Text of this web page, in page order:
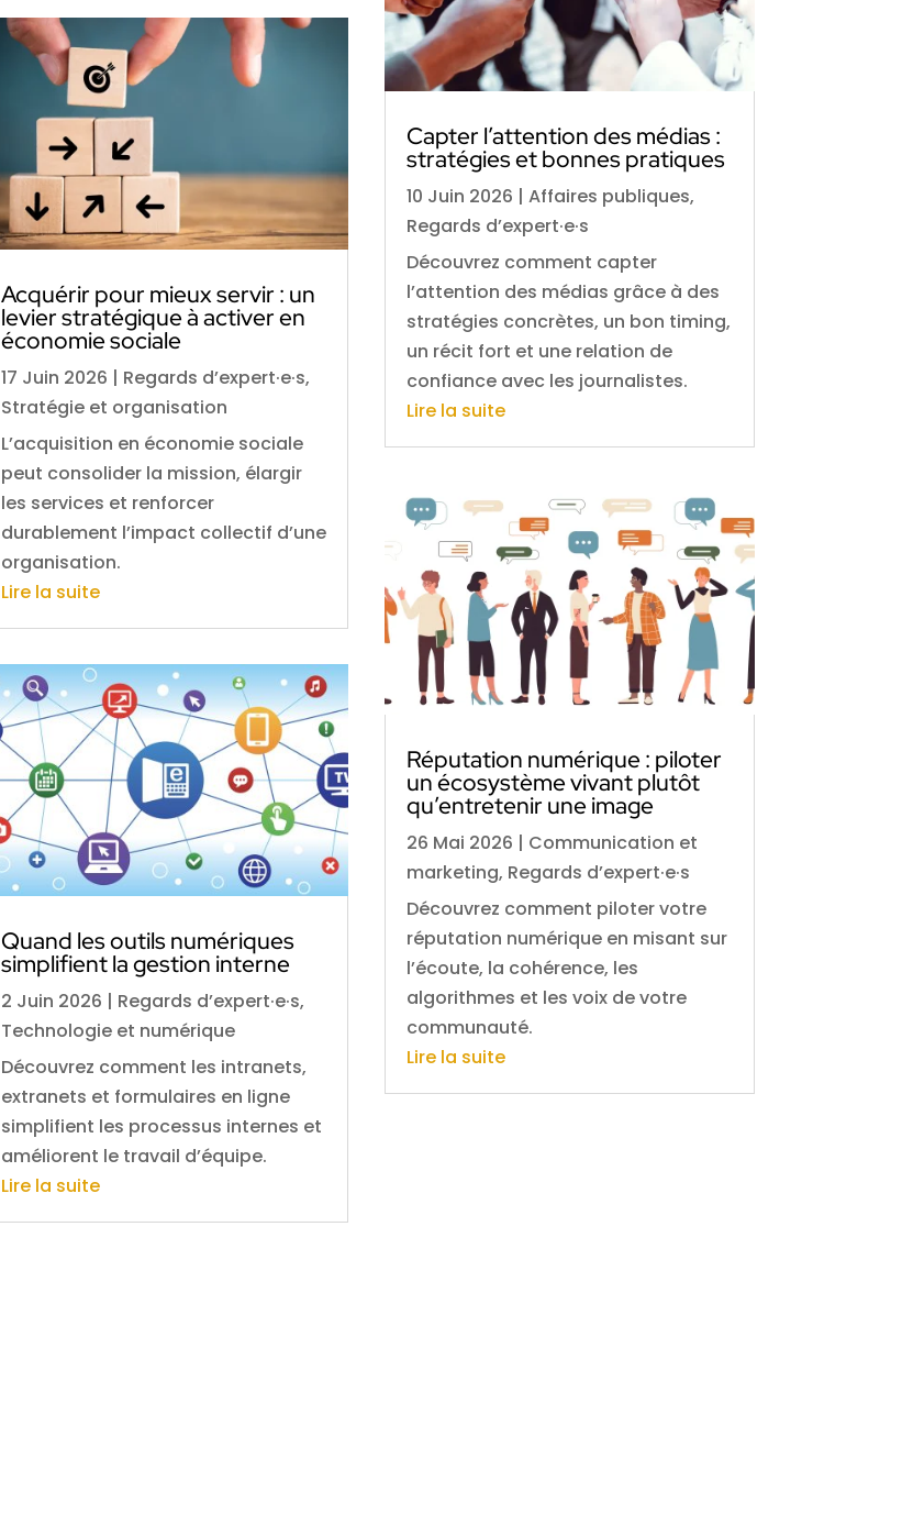
Acquérir pour mieux servir : un
levier stratégique à activer en
économie sociale
17 Juin 2026 | Regards d’expert·e·s,
Stratégie et organisation
L’acquisition en économie sociale
peut consolider la mission, élargir
les services et renforcer
durablement l’impact collectif d’une
organisation.
Lire la suite
Quand les outils numériques
simplifient la gestion interne
2 Juin 2026 | Regards d’expert·e·s,
Technologie et numérique
Découvrez comment les intranets,
extranets et formulaires en ligne
simplifient les processus internes et
améliorent le travail d’équipe.
Lire la suite
Capter l’attention des médias :
stratégies et bonnes pratiques
10 Juin 2026 | Affaires publiques,
Regards d’expert·e·s
Découvrez comment capter
l’attention des médias grâce à des
stratégies concrètes, un bon timing,
un récit fort et une relation de
confiance avec les journalistes.
Lire la suite
Réputation numérique : piloter
un écosystème vivant plutôt
qu’entretenir une image
26 Mai 2026 | Communication et
marketing, Regards d’expert·e·s
Découvrez comment piloter votre
réputation numérique en misant sur
l’écoute, la cohérence, les
algorithmes et les voix de votre
communauté.
Lire la suite